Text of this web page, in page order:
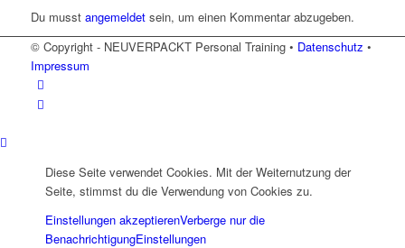
Du musst angemeldetsein, um einen Kommentar abzugeben.
© Copyright - NEUVERPACKT Personal Training • Datenschutz •
Impressum
Diese Seite verwendet Cookies. Mit der Weiternutzung der
Seite, stimmst du die Verwendung von Cookies zu.
Einstellungen akzeptierenVerberge nur die
BenachrichtigungEinstellungen